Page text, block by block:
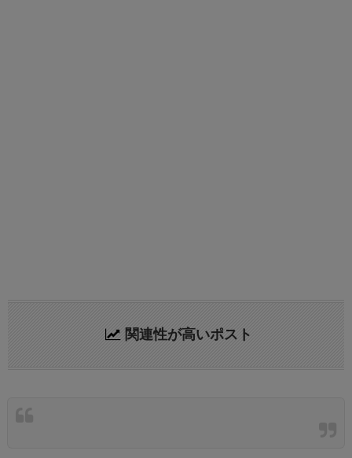
関連性が高いポスト